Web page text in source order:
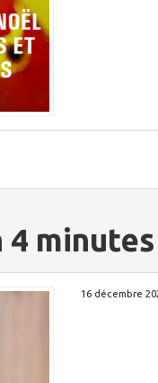
16 décembre